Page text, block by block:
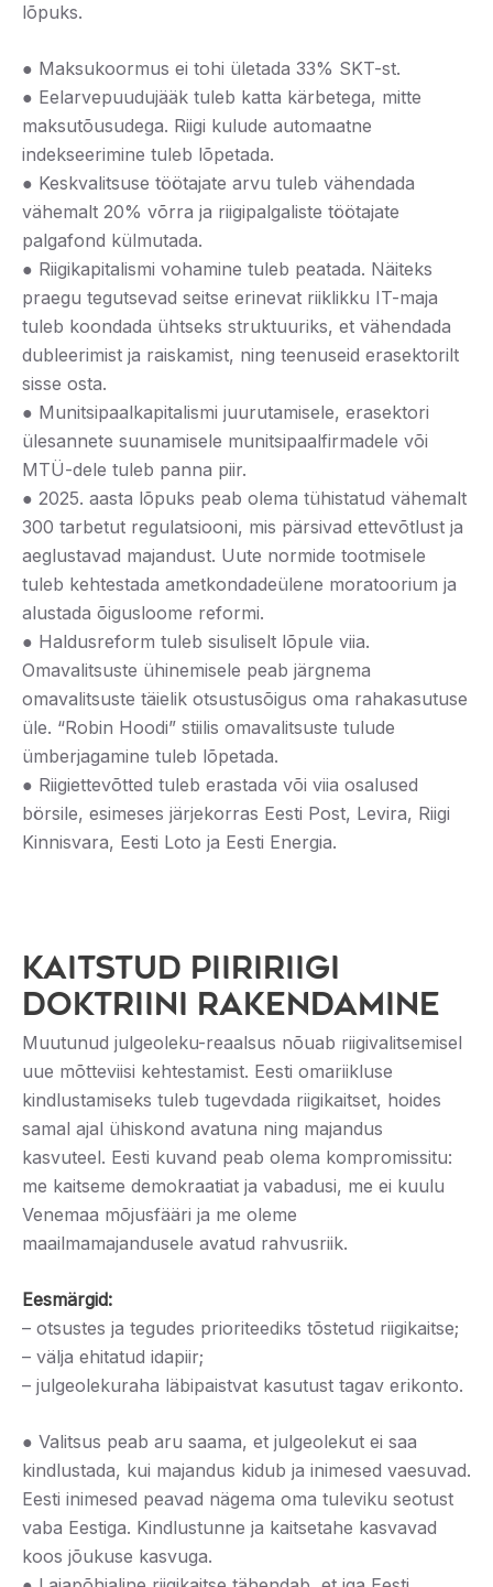
lõpuks.
● Maksukoormus ei tohi ületada 33% SKT-st.
● Eelarvepuudujääk tuleb katta kärbetega, mitte
maksutõusudega. Riigi kulude automaatne
indekseerimine tuleb lõpetada.
● Keskvalitsuse töötajate arvu tuleb vähendada
vähemalt 20% võrra ja riigipalgaliste töötajate
palgafond külmutada.
● Riigikapitalismi vohamine tuleb peatada. Näiteks
praegu tegutsevad seitse erinevat riiklikku IT-maja
tuleb koondada ühtseks struktuuriks, et vähendada
dubleerimist ja raiskamist, ning teenuseid erasektorilt
sisse osta.
● Munitsipaalkapitalismi juurutamisele, erasektori
ülesannete suunamisele munitsipaalfirmadele või
MTÜ-dele tuleb panna piir.
● 2025. aasta lõpuks peab olema tühistatud vähemalt
300 tarbetut regulatsiooni, mis pärsivad ettevõtlust ja
aeglustavad majandust. Uute normide tootmisele
tuleb kehtestada ametkondadeülene moratoorium ja
alustada õigusloome reformi.
● Haldusreform tuleb sisuliselt lõpule viia.
Omavalitsuste ühinemisele peab järgnema
omavalitsuste täielik otsustusõigus oma rahakasutuse
üle. “Robin Hoodi” stiilis omavalitsuste tulude
ümberjagamine tuleb lõpetada.
● Riigiettevõtted tuleb erastada või viia osalused
börsile, esimeses järjekorras Eesti Post, Levira, Riigi
Kinnisvara, Eesti Loto ja Eesti Energia.
KAITSTUD PIIRIRIIGI
DOKTRIINI RAKENDAMINE
Muutunud julgeoleku-reaalsus nõuab riigivalitsemisel
uue mõtteviisi kehtestamist. Eesti omariikluse
kindlustamiseks tuleb tugevdada riigikaitset, hoides
samal ajal ühiskond avatuna ning majandus
kasvuteel. Eesti kuvand peab olema kompromissitu:
me kaitseme demokraatiat ja vabadusi, me ei kuulu
Venemaa mõjusfääri ja me oleme
maailmamajandusele avatud rahvusriik.
Eesmärgid:
– otsustes ja tegudes prioriteediks tõstetud riigikaitse;
– välja ehitatud idapiir;
– julgeolekuraha läbipaistvat kasutust tagav erikonto.
● Valitsus peab aru saama, et julgeolekut ei saa
kindlustada, kui majandus kidub ja inimesed vaesuvad.
Eesti inimesed peavad nägema oma tuleviku seotust
vaba Eestiga. Kindlustunne ja kaitsetahe kasvavad
koos jõukuse kasvuga.